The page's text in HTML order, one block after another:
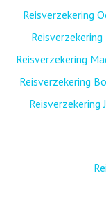
Reisverzekering
Reisverzekering
Reisverzekering
Reisverzekering
Reisverzekering